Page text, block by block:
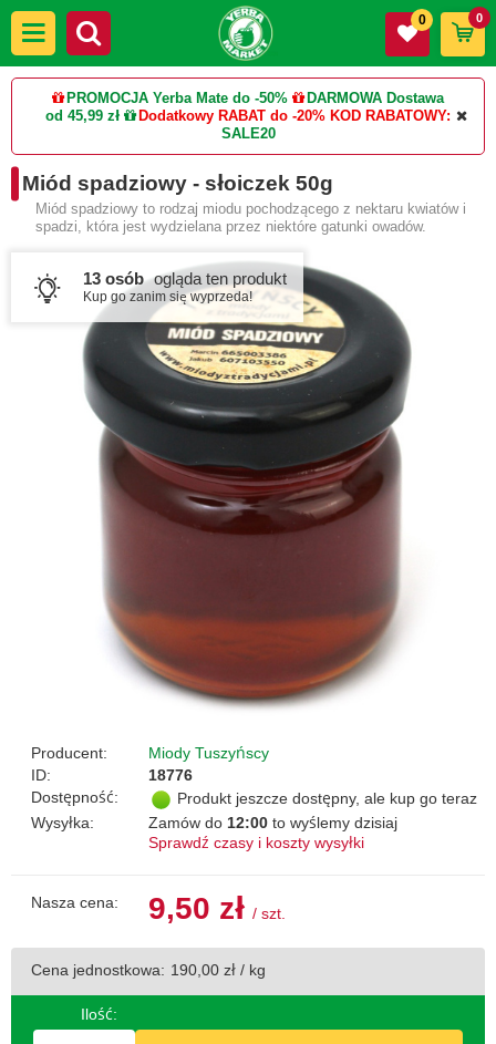
PROMOCJA Yerba Mate do -50%
DARMOWA Dostawa
od 45,99 zł
Dodatkowy RABAT do -20% KOD RABATOWY:
SALE20
0 0
Miód spadziowy - słoiczek 50g
Miód spadziowy to rodzaj miodu pochodzącego z nektaru kwiatów i
spadzi, która jest wydzielana przez niektóre gatunki owadów.
13 osób ogląda ten produkt
Kup go zanim się wyprzeda!
Producent:
Miody Tuszyńscy
ID:
18776
Dostępność:
Produkt jeszcze dostępny, ale kup go teraz
Wysyłka:
Zamów do 12:00 to wyślemy dzisiaj
Sprawdź czasy i koszty wysyłki
Nasza cena: 9,50 zł / szt.
Cena jednostkowa: 190,00 zł / kg
Ilość: